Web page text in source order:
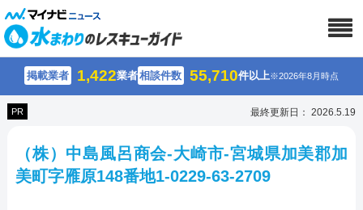
掲載業者 1,422業者相談件数 55,710件以上※2026年8月時点
PR 最終更新日： 2026.5.19
（株）中島風呂商会-大崎市-宮城県加美郡加
美町字雁原148番地1-0229-63-2709